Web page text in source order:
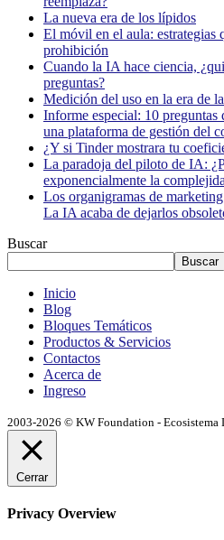
La nueva era de los lípidos
El móvil en el aula: estrategias
prohibición
Cuando la IA hace ciencia,
preguntas?
Medición del uso en la era de
Informe especial: 10 preguntas
una plataforma de gestión del
¿Y si Tinder mostrara tu
La paradoja del piloto de IA:
exponencialmente la
Los organigramas de
La IA acaba de dejarlos
Buscar
Buscar
Inicio
Blog
Bloques Temáticos
Productos & Servicios
Contactos
Acerca de
Ingreso
2003-2026 © KW Foundation -
Cerrar
Privacy Overview